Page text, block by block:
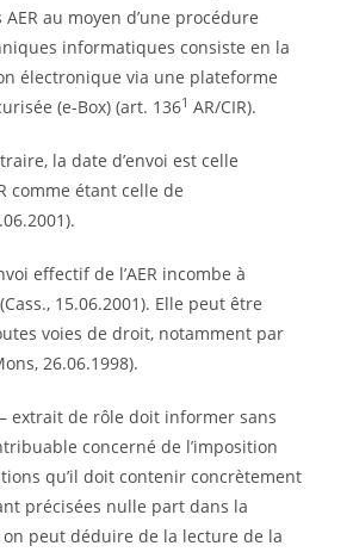
au moyen d’une procédure
informatiques consiste en la
électronique via une plateforme
(e-Box) (art. 1361 AR/CIR).
la date d’envoi est celle
comme étant celle de
effectif de l’AER incombe à
15.06.2001). Elle peut être
voies de droit, notamment par
26.06.1998).
extrait de rôle doit informer sans
concerné de l’imposition
qu’il doit contenir concrètement
précisées nulle part dans la
peut déduire de la lecture de la